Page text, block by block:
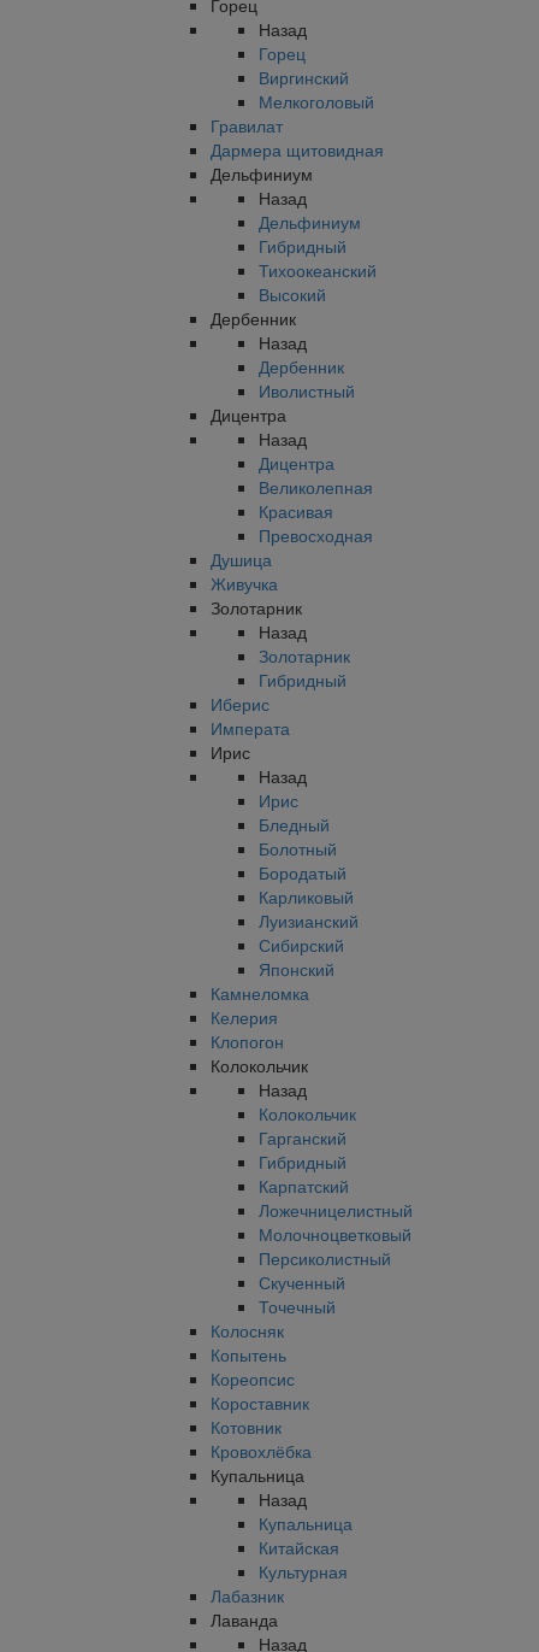
Горец
Назад
Горец
Виргинский
Мелкоголовый
Гравилат
Дармера щитовидная
Дельфиниум
Назад
Дельфиниум
Гибридный
Тихоокеанский
Высокий
Дербенник
Назад
Дербенник
Иволистный
Дицентра
Назад
Дицентра
Великолепная
Красивая
Превосходная
Душица
Живучка
Золотарник
Назад
Золотарник
Гибридный
Иберис
Императа
Ирис
Назад
Ирис
Бледный
Болотный
Бородатый
Карликовый
Луизианский
Сибирский
Японский
Камнеломка
Келерия
Клопогон
Колокольчик
Назад
Колокольчик
Гарганский
Гибридный
Карпатский
Ложечницелистный
Молочноцветковый
Персиколистный
Скученный
Точечный
Колосняк
Копытень
Кореопсис
Короставник
Котовник
Кровохлёбка
Купальница
Назад
Купальница
Китайская
Культурная
Лабазник
Лаванда
Назад